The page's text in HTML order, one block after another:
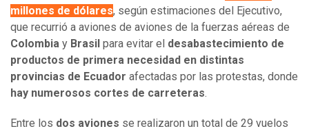
millones de dólares, según estimaciones del Ejecutivo,
que recurrió a aviones de aviones de la fuerzas aéreas de
Colombia y Brasil para evitar el desabastecimiento de
productos de primera necesidad en distintas
provincias de Ecuador afectadas por las protestas, donde
hay numerosos cortes de carreteras.
Entre los dos aviones se realizaron un total de 29 vuelos